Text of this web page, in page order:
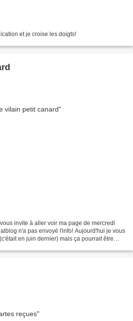
et je croise les doigts!
invite à aller voir ma page de mercredi
n'a pas envoyé l'info! Aujourd'hui je vous
en juin dernier) mais ça pourrait être